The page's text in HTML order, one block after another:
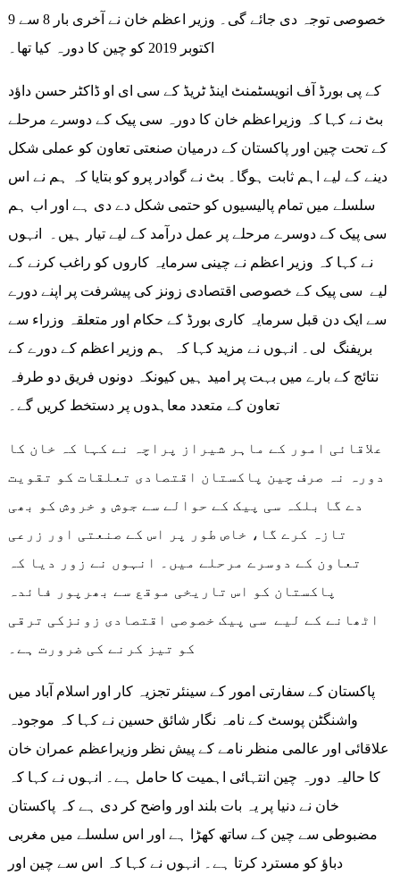
خصوصی توجہ دی جائے گی۔ وزیر اعظم خان نے آخری بار 8 سے 9
اکتوبر 2019 کو چین کا دورہ کیا تھا۔
کے پی بورڈ آف انویسٹمنٹ اینڈ ٹریڈ کے سی ای او ڈاکٹر حسن داؤد
بٹ نے کہا کہ وزیراعظم خان کا دورہ سی پیک کے دوسرے مرحلے
کے تحت چین اور پاکستان کے درمیان صنعتی تعاون کو عملی شکل
دینے کے لیے اہم ثابت ہوگا۔ بٹ نے گوادر پرو کو بتایا کہ ہم نے اس
سلسلے میں تمام پالیسیوں کو حتمی شکل دے دی ہے اور اب ہم
سی پیک کے دوسرے مرحلے پر عمل درآمد کے لیے تیار ہیں۔ انہوں
نے کہا کہ وزیر اعظم نے چینی سرمایہ کاروں کو راغب کرنے کے
لیے سی پیک کے خصوصی اقتصادی زونز کی پیشرفت پر اپنے دورے
سے ایک دن قبل سرمایہ کاری بورڈ کے حکام اور متعلقہ وزراء سے
بریفنگ لی۔ انہوں نے مزید کہا کہ ہم وزیر اعظم کے دورے کے
نتائج کے بارے میں بہت پر امید ہیں کیونکہ دونوں فریق دو طرفہ
تعاون کے متعدد معاہدوں پر دستخط کریں گے۔
علاقائی امور کے ماہر شیراز پراچہ نے کہا کہ خان کا
دورہ نہ صرف چین پاکستان اقتصادی تعلقات کو تقویت
دے گا بلکہ سی پیک کے حوالے سے جوش و خروش کو بھی
تازہ کرے گا، خاص طور پر اس کے صنعتی اور زرعی
تعاون کے دوسرے مرحلے میں۔ انہوں نے زور دیا کہ
پاکستان کو اس تاریخی موقع سے بھرپور فائدہ
اٹھانے کے لیے سی پیک خصوصی اقتصادی زونزکی ترقی
کو تیز کرنے کی ضرورت ہے۔
پاکستان کے سفارتی امور کے سینئر تجزیہ کار اور اسلام آباد میں
واشنگٹن پوسٹ کے نامہ نگار شائق حسین نے کہا کہ موجودہ
علاقائی اور عالمی منظر نامے کے پیش نظر وزیراعظم عمران خان
کا حالیہ دورہ چین انتہائی اہمیت کا حامل ہے۔ انہوں نے کہا کہ
خان نے دنیا پر یہ بات بلند اور واضح کر دی ہے کہ پاکستان
مضبوطی سے چین کے ساتھ کھڑا ہے اور اس سلسلے میں مغربی
دباؤ کو مسترد کرتا ہے۔ انہوں نے کہا کہ اس سے چین اور